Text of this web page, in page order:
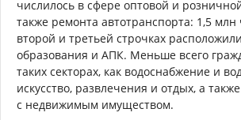
числилось в сфере оптовой и
также ремонта автотранспорта: 1,5 млн
второй и третьей строчках
образования и АПК. Меньше всего
таких секторах, как водоснабжение и
искусство, развлечения и отдых, а
с недвижимым имуществом.